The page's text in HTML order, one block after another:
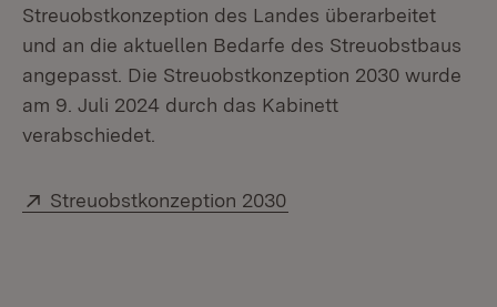
Streuobstkonzeption des Landes überarbeitet
und an die aktuellen Bedarfe des Streuobstbaus
angepasst. Die Streuobstkonzeption 2030 wurde
am 9. Juli 2024 durch das Kabinett
verabschiedet.
Extern:
Streuobstkonzeption 2030